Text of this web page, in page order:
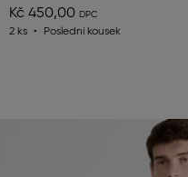
Kč 450,00
2 ks Poslední kousek